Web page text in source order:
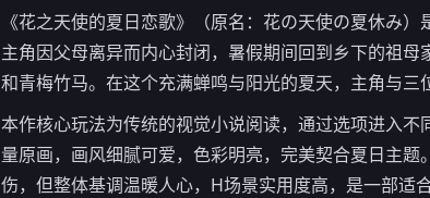
《花之天使的夏日恋歌》（原名：花の天使の夏休み
主角因父母离异而内心封闭，暑假期间回到乡下的祖
和青梅竹马。在这个充满蝉鸣与阳光的夏天，主角与三
本作核心玩法为传统的视觉小说阅读，通过选项进入
量原画，画风细腻可爱，色彩明亮，完美契合夏日主
伤，但整体基调温暖人心，H场景实用度高，是一部适